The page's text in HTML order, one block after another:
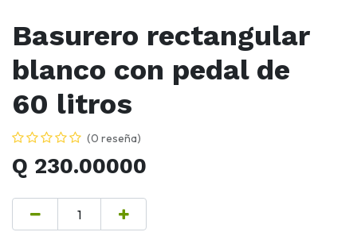
Basurero rectangular
blanco con pedal de
60 litros
(0 reseña)
Q 230.00000